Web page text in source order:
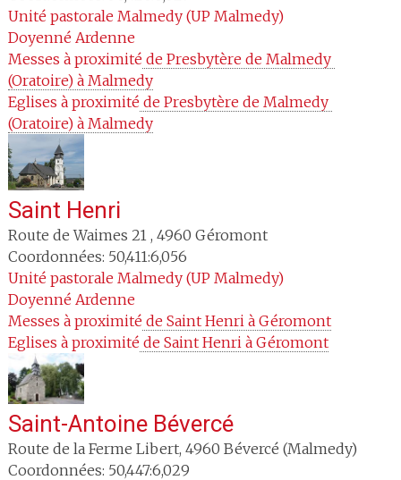
Unité pastorale Malmedy (UP Malmedy)
Doyenné Ardenne
Messes à proximité de Presbytère de Malmedy
(Oratoire) à Malmedy
Eglises à proximité de Presbytère de Malmedy
(Oratoire) à Malmedy
Saint Henri
Route de Waimes 21 , 4960 Géromont
Coordonnées: 50,411:6,056
Unité pastorale Malmedy (UP Malmedy)
Doyenné Ardenne
Messes à proximité de Saint Henri à Géromont
Eglises à proximité de Saint Henri à Géromont
Saint-Antoine Bévercé
Route de la Ferme Libert, 4960 Bévercé (Malmedy)
Coordonnées: 50,447:6,029